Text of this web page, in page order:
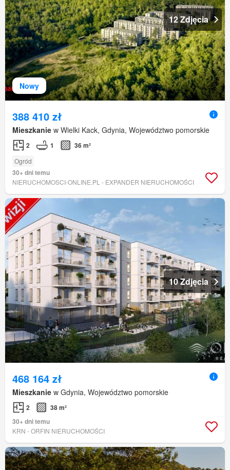
Nowy
12 Zdjęcia
388 410 zł
Mieszkanie w Wielki Kack, Gdynia, Województwo pomorskie
2 1 36 m²
Ogród
30+ dni temu
NIERUCHOMOSCI-ONLINE.PL - EXPANDER NIERUCHOMOŚCI
10 Zdjęcia
468 164 zł
Mieszkanie w Gdynia, Województwo pomorskie
2
38 m²
30+ dni temu
KRN - ORFIN NIERUCHOMOŚCI